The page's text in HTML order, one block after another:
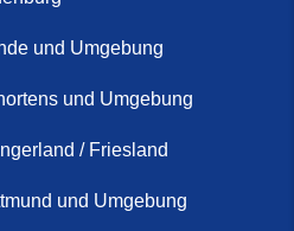
und Umgebung
und Umgebung
/ Friesland
und Umgebung